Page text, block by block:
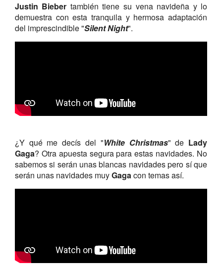
Justin Bieber también tiene su vena navideña y lo
demuestra con esta tranquila y hermosa adaptación
del imprescindible "Silent Night".
¿Y qué me decís del "White Christmas" de Lady
Gaga? Otra apuesta segura para estas navidades. No
sabemos si serán unas blancas navidades pero sí que
serán unas navidades muyGagacon temas así.